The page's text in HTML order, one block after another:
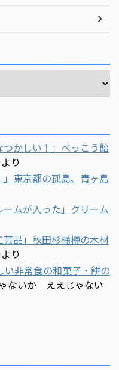
かしい！」べっこう飴
より
東京都の孤島、青ヶ島
ムが入った」クリーム
品」秋田杉桶樽の木材
より
非常食の和菓子・餅の
ないか ええじゃない